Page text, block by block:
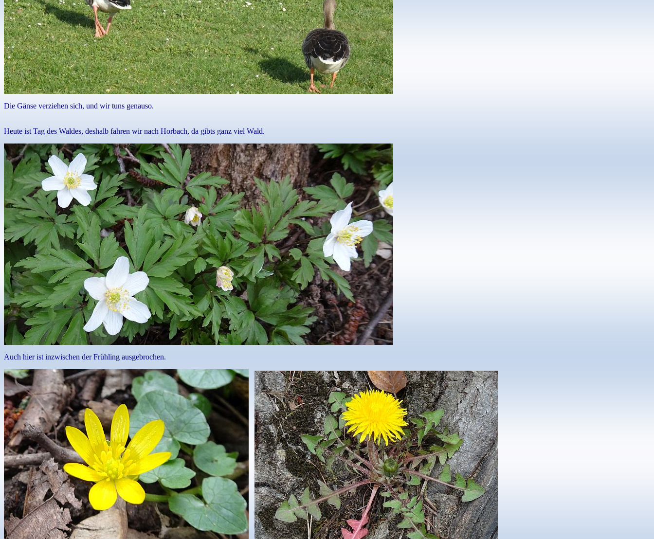
Die Gänse verziehen sich, und wir tuns genauso.
Heute ist Tag des Waldes, deshalb fahren wir nach Horbach, da gibts ganz viel Wald.
Auch hier ist inzwischen der Frühling ausgebrochen.